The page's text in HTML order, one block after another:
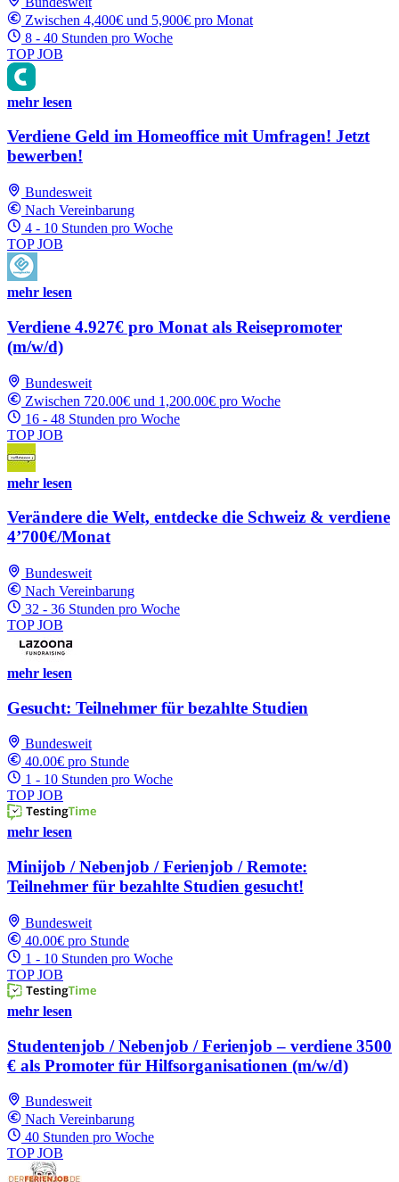
Zwischen 4,400€ und 5,900€ pro Monat
8 - 40 Stunden pro Woche
TOP JOB
mehr lesen
Verdiene Geld im Homeoffice mit Umfragen! Jetzt
bewerben!
Bundesweit
Nach Vereinbarung
4 - 10 Stunden pro Woche
TOP JOB
mehr lesen
Verdiene 4.927€ pro Monat als Reisepromoter
(m/w/d)
Bundesweit
Zwischen 720.00€ und 1,200.00€ pro Woche
16 - 48 Stunden pro Woche
TOP JOB
mehr lesen
Verändere die Welt, entdecke die Schweiz & verdiene
4’700€/Monat
Bundesweit
Nach Vereinbarung
32 - 36 Stunden pro Woche
TOP JOB
mehr lesen
Gesucht: Teilnehmer für bezahlte Studien
Bundesweit
40.00€ pro Stunde
1 - 10 Stunden pro Woche
TOP JOB
mehr lesen
Minijob / Nebenjob / Ferienjob / Remote:
Teilnehmer für bezahlte Studien gesucht!
Bundesweit
40.00€ pro Stunde
1 - 10 Stunden pro Woche
TOP JOB
mehr lesen
Studentenjob / Nebenjob / Ferienjob – verdiene 3500
€ als Promoter für Hilfsorganisationen (m/w/d)
Bundesweit
Nach Vereinbarung
40 Stunden pro Woche
TOP JOB